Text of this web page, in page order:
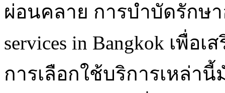
ผ่อนคลาย การบำบัดรักษา
services in Bangkok เพื่
การเลือกใช้บริการเหล่า